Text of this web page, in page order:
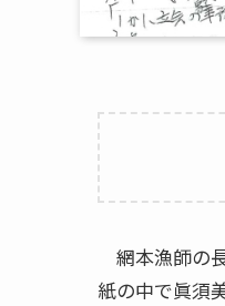
網本漁師の
紙の中で眞須